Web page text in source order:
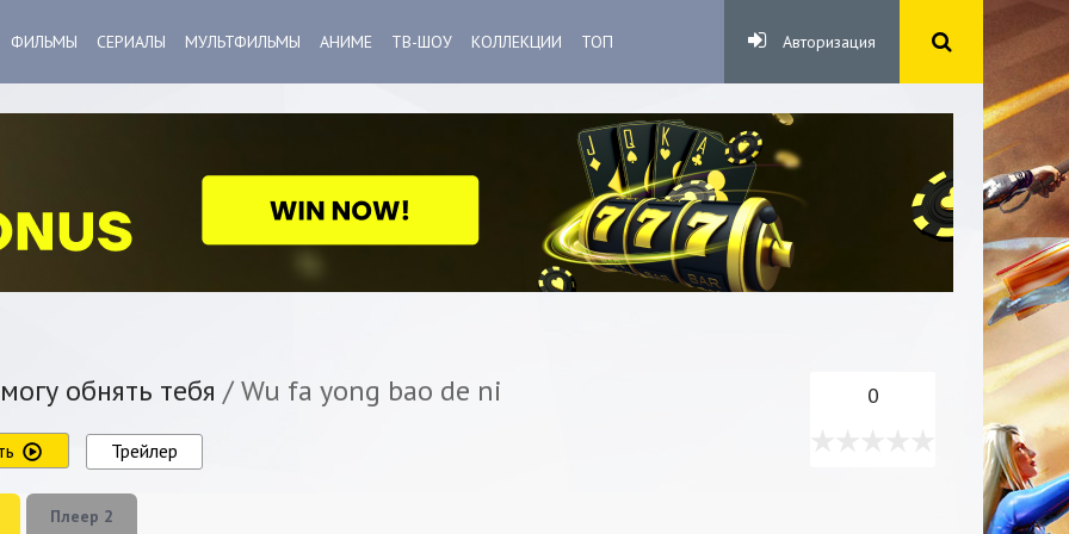
ФИЛЬМЫ СЕРИАЛЫ МУЛЬТФИЛЬМЫ АНИМЕ ТВ-ШОУ КОЛЛЕКЦИИ ТОП Авторизация
обнять тебя / Wu fa yong bao de ni 0
Трейлер
Плеер 2